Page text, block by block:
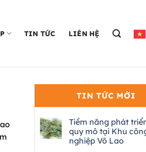
TIN TỨC LIÊN HỆ
TIN TỨC MỚI
Tiềm năng phát
quy mô tại Khu
nghiệp Võ Lao